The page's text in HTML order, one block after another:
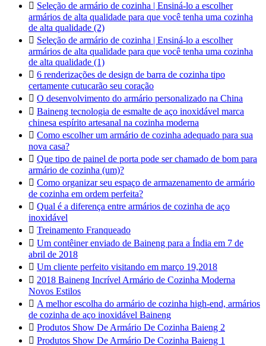
 Seleção de armário de cozinha | Ensiná-lo a escolher
armários de alta qualidade para que você tenha uma cozinha
de alta qualidade (2)
 Seleção de armário de cozinha | Ensiná-lo a escolher
armários de alta qualidade para que você tenha uma cozinha
de alta qualidade (1)
 6 renderizações de design de barra de cozinha tipo
certamente cutucarão seu coração
 O desenvolvimento do armário personalizado na China
 Baineng tecnologia de esmalte de aço inoxidável marca
chinesa espírito artesanal na cozinha moderna
 Como escolher um armário de cozinha adequado para sua
nova casa?
 Que tipo de painel de porta pode ser chamado de bom para
armário de cozinha (um)?
 Como organizar seu espaço de armazenamento de armário
de cozinha em ordem perfeita?
 Qual é a diferença entre armários de cozinha de aço
inoxidável
 Treinamento Franqueado
 Um contêiner enviado de Baineng para a Índia em 7 de
abril de 2018
 Um cliente perfeito visitando em março 19,2018
 2018 Baineng Incrível Armário de Cozinha Moderna
Novos Estilos
 A melhor escolha do armário de cozinha high-end, armários
de cozinha de aço inoxidável Baineng
 Produtos Show De Armário De Cozinha Baieng 2
 Produtos Show De Armário De Cozinha Baieng 1